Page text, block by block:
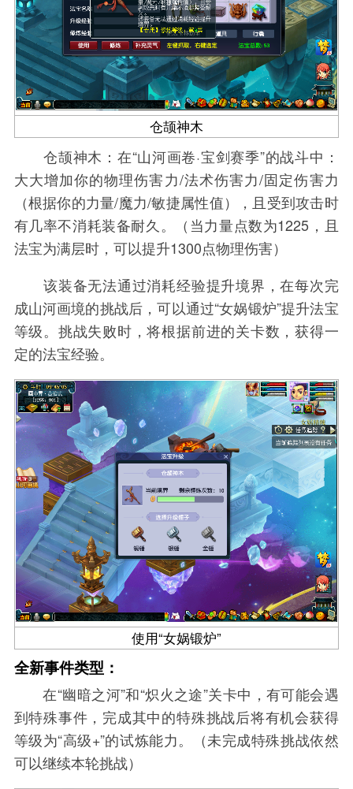
仓颉神木
仓颉神木：在“山河画卷·宝剑赛季”的战斗中：
大大增加你的物理伤害力/法术伤害力/固定伤害力
（根据你的力量/魔力/敏捷属性值），且受到攻击时
有几率不消耗装备耐久。（当力量点数为1225，且
法宝为满层时，可以提升1300点物理伤害）
该装备无法通过消耗经验提升境界，在每次完
成山河画境的挑战后，可以通过“女娲锻炉”提升法宝
等级。挑战失败时，将根据前进的关卡数，获得一
定的法宝经验。
使用“女娲锻炉”
全新事件类型：
在“幽暗之河”和“炽火之途”关卡中，有可能会遇
到特殊事件，完成其中的特殊挑战后将有机会获得
等级为“高级+”的试炼能力。（未完成特殊挑战依然
可以继续本轮挑战）